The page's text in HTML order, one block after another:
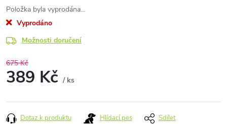
Položka byla vyprodána…
Vyprodáno
Možnosti doručení
675 Kč
389 Kč / ks
cena:
Dotaz k produktu Hlídací pes Sdílet